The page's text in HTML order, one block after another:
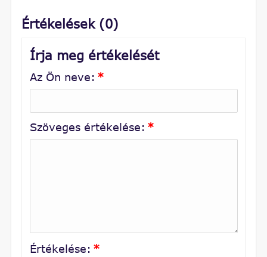
Értékelések (0)
Írja meg értékelését
Az Ön neve: *
Szöveges értékelése: *
Értékelése: *